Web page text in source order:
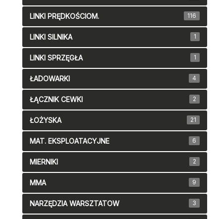
LINKI PRĘDKOŚCIOM. 116
LINKI SILNIKA 1
LINKI SPRZĘGŁA 1
ŁADOWARKI 4
ŁĄCZNIK CEWKI 2
ŁOŻYSKA 21
MAT. EKSPLOATACYJNE 6
MIERNIKI 2
MMA 9
NARZĘDZIA WARSZTATOW 3